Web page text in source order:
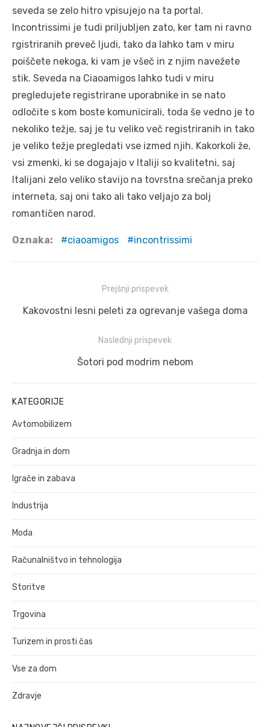
seveda se zelo hitro vpisujejo na ta portal.
Incontrissimi je tudi priljubljen zato, ker tam ni ravno
rgistriranih preveč ljudi, tako da lahko tam v miru
poiščete nekoga, ki vam je všeč in z njim navežete
stik. Seveda na Ciaoamigos lahko tudi v miru
pregledujete registrirane uporabnike in se nato
odločite s kom boste komunicirali, toda še vedno je to
nekoliko težje, saj je tu veliko več registriranih in tako
je veliko težje pregledati vse izmed njih. Kakorkoli že,
vsi zmenki, ki se dogajajo v Italiji so kvalitetni, saj
Italijani zelo veliko stavijo na tovrstna srečanja preko
interneta, saj oni tako ali tako veljajo za bolj
romantičen narod.
Oznaka: ciaoamigos incontrissimi
prispevka
Prejšnji prispevek
Prejšnji
Kakovostni lesni peleti za ogrevanje vašega doma
Naslednji prispevek
Naslednji
Šotori pod modrim nebom
KATEGORIJE
Avtomobilizem
Gradnja in dom
Igrače in zabava
Industrija
Moda
Računalništvo in tehnologija
Storitve
Trgovina
Turizem in prosti čas
Vse za dom
Zdravje